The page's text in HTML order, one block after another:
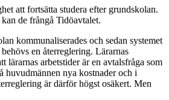
att fortsätta studera efter grundskolan.
de frångå Tidöavtalet.
kommunaliserades och sedan systemet
en återreglering. Lärarnas
arbetstider är en avtalsfråga som
huvudmännen nya kostnader och i
är därför högst osäkert. Men